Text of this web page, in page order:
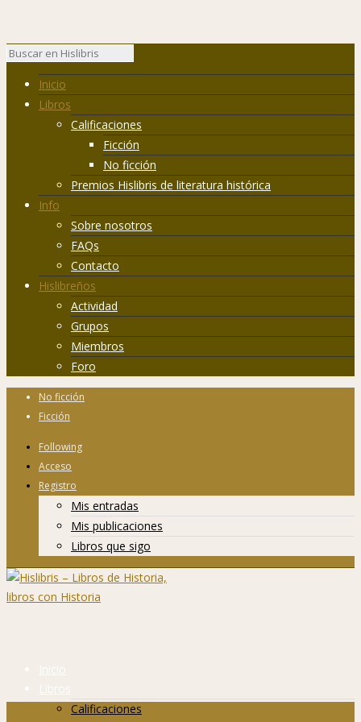
Inicio
Libros
Calificaciones
Ficción
No ficción
Premios Hislibris de literatura histórica
Info
Sobre nosotros
FAQs
Contacto
Hislibreños
Actividad
Grupos
Miembros
Foro
No ficción
Ficción
Following
Acceso
Registro
Mis entradas
Mis publicaciones
Libros que sigo
Inicio
Libros
Calificaciones